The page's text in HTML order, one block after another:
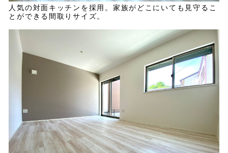
人気の対面キッチンを採用。家族がどこにいても見守るこ
とができる間取りサイズ。